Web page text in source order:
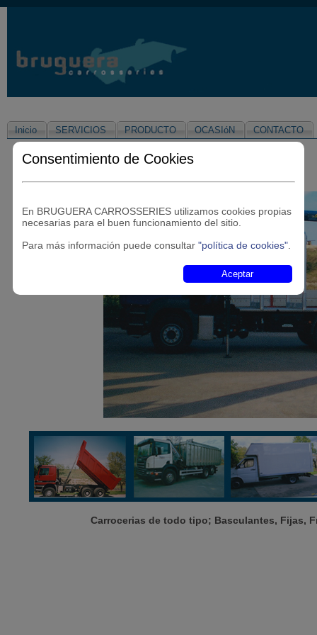
Consentimiento de Cookies
En BRUGUERA CARROSSERIES utilizamos cookies propias
necesarias para el buen funcionamiento del sitio.
Para más información puede consultar"política de cookies"
Aceptar
Inicio SERVICIOS PRODUCTO OCASIóN CONTACTO
Carrocerias de todo tipo; Basculantes, Fijas,